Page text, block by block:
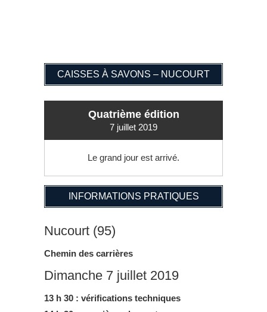
CAISSES À SAVONS – NUCOURT
Quatrième édition
7 juillet 2019
Le grand jour est arrivé.
INFORMATIONS PRATIQUES
Nucourt (95)
Chemin des carrières
Dimanche 7 juillet 2019
13 h 30 : vérifications techniques